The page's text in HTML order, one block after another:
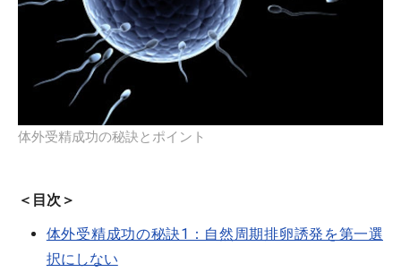
体外受精成功の秘訣とポイント
＜目次＞
体外受精成功の秘訣1：自然周期排卵誘発を第一選
択にしない